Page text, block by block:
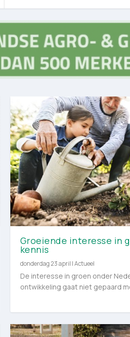
Bom...
in co...
op La...
Groeiende interesse in
kennis
donderdag 23 april |Actueel
De interesse in groen onder
ontwikkeling gaat niet gepaard